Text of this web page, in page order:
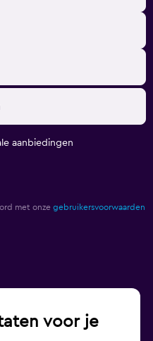
aanbiedingen
met onze gebruikersvoorwaarden
voor je